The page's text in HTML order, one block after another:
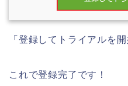
「登録してトライアルを
これで登録完了です！